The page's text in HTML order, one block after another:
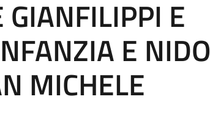
GIANFILIPPI E
E NIDO
MICHELE